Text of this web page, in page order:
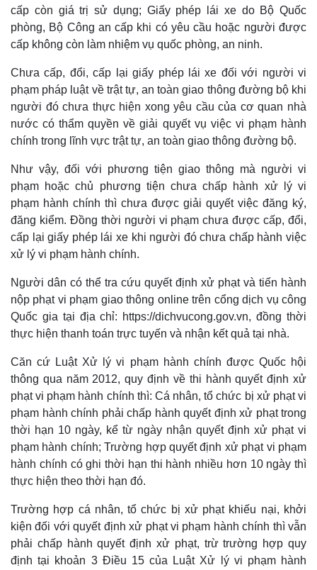
Kinh tế
Bất động sản
Khởi nghiệp
Thị trường
Giá vàng
Tiêu dùng
Tỷ giá
Chứng khoán
cấp còn giá trị sử dụng; Giấy phép lái xe do Bộ Quốc
phòng, Bộ Công an cấp khi có yêu cầu hoặc người được
cấp không còn làm nhiệm vụ quốc phòng, an ninh.
Chưa cấp, đổi, cấp lại giấy phép lái xe đối với người vi
phạm pháp luật về trật tự, an toàn giao thông đường bộ khi
người đó chưa thực hiện xong yêu cầu của cơ quan nhà
nước có thẩm quyền về giải quyết vụ việc vi phạm hành
chính trong lĩnh vực trật tự, an toàn giao thông đường bộ.
Như vậy, đối với phương tiện giao thông mà người vi
phạm hoặc chủ phương tiện chưa chấp hành xử lý vi
phạm hành chính thì chưa được giải quyết việc đăng ký,
đăng kiểm. Đồng thời người vi phạm chưa được cấp, đổi,
cấp lại giấy phép lái xe khi người đó chưa chấp hành việc
xử lý vi phạm hành chính.
Người dân có thể tra cứu quyết định xử phạt và tiến hành
nộp phạt vi phạm giao thông online trên cổng dịch vụ công
Quốc gia tại địa chỉ: https://dichvucong.gov.vn, đồng thời
thực hiện thanh toán trực tuyến và nhận kết quả tại nhà.
Căn cứ Luật Xử lý vi phạm hành chính được Quốc hội
thông qua năm 2012, quy định về thi hành quyết định xử
phạt vi phạm hành chính thì: Cá nhân, tổ chức bị xử phạt vi
phạm hành chính phải chấp hành quyết định xử phạt trong
thời hạn 10 ngày, kể từ ngày nhận quyết định xử phạt vi
phạm hành chính; Trường hợp quyết định xử phạt vi phạm
hành chính có ghi thời hạn thi hành nhiều hơn 10 ngày thì
thực hiện theo thời hạn đó.
Trường hợp cá nhân, tổ chức bị xử phạt khiếu nại, khởi
kiện đối với quyết định xử phạt vi phạm hành chính thì vẫn
phải chấp hành quyết định xử phạt, trừ trường hợp quy
định tại khoản 3 Điều 15 của Luật Xử lý vi phạm hành